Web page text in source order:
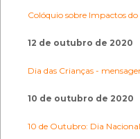
Colóquio sobre Impactos
12 de outubro de 2020
Dia das Crianças -
10 de outubro de 2020
10 de Outubro: Dia